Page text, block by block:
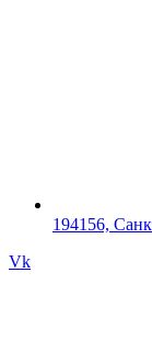
194156,
Vk